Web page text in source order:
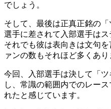
でしょう。
そして、最後は正真正銘の
選手に差されて入部選手はス
それでも彼は表向きは文句
ァンの数もそれほど多くあり
今回、入部選手は決して「
し、常識の範囲内でのレー
れたと感じています。